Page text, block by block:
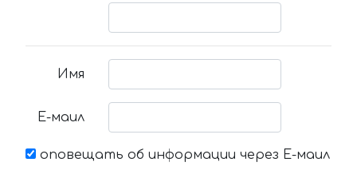
Имя
Е-маил
оповещать об информации через Е-маил